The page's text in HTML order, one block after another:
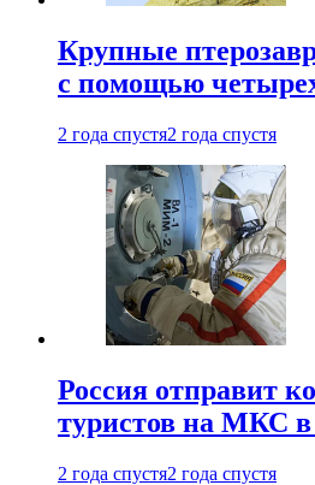
Крупные
с помощью
2 года спустя2 года спустя
Россия отправит
туристов на МКС в
2 года спустя2 года спустя